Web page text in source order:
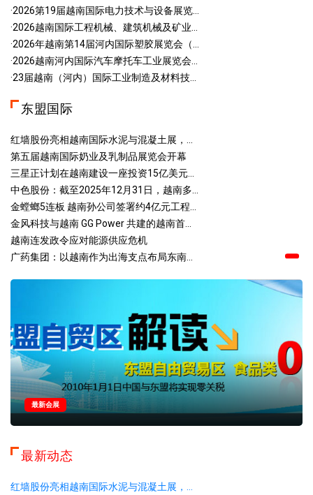
·2026第19届越南国际电力技术与设备展览...
·2026越南国际工程机械、建筑机械及矿业...
·2026年越南第14届河内国际塑胶展览会（...
·2026越南河内国际汽车摩托车工业展览会...
·23届越南（河内）国际工业制造及材料技...
东盟国际
红墙股份亮相越南国际水泥与混凝土展，...
第五届越南国际奶业及乳制品展览会开幕
三星正计划在越南建设一座投资15亿美元...
中色股份：截至2025年12月31日，越南多...
金螳螂5连板 越南孙公司签署约4亿元工程...
金风科技与越南 GG Power 共建的越南首...
越南连发政令应对能源供应危机
广药集团：以越南作为出海支点布局东南...
最新会展
最新动态
红墙股份亮相越南国际水泥与混凝土展，...